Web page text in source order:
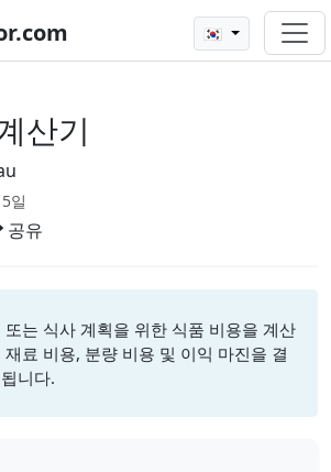
🇰🇷
산기
일
공유
는 식사 계획을 위한 식품 비용을 계산
료 비용, 분량 비용 및 이익 마진을 결
니다.